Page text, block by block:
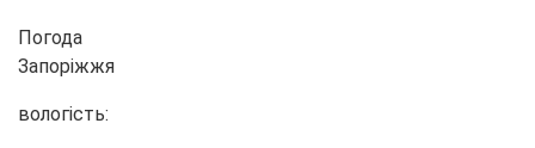
Погода
Запоріжжя
вологість: